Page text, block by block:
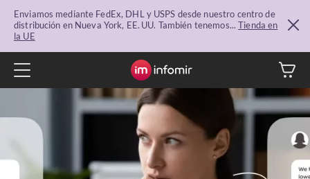
Enviamos mediante FedEx, DHL y USPS desde nuestro centro de
distribución en Nueva York, EE. UU. También tenemos...Tienda en
la UE